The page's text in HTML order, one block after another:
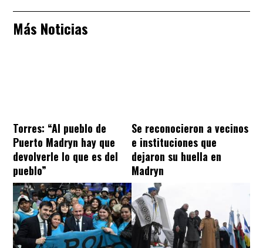
Más Noticias
Torres: “Al pueblo de
Puerto Madryn hay que
devolverle lo que es del
pueblo”
Se reconocieron a vecinos
e instituciones que
dejaron su huella en
Madryn